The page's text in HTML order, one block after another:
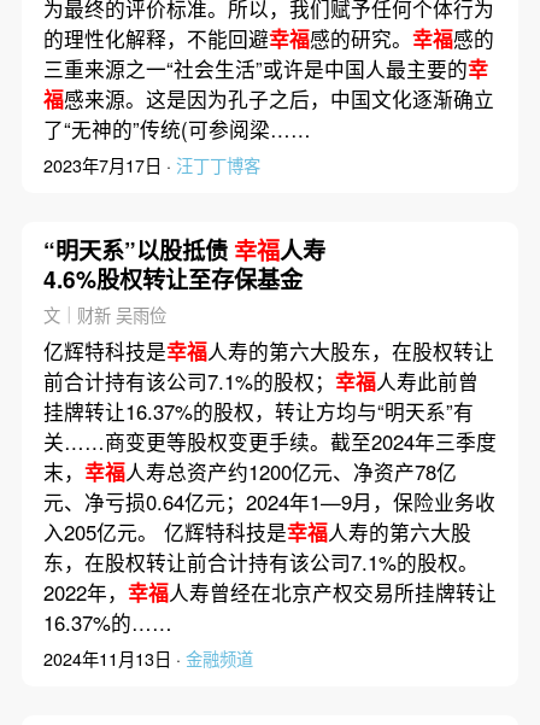
为最终的评价标准。所以，我们赋予任何个体行为
的理性化解释，不能回避幸福感的研究。 幸福感的
三重来源之一“社会生活”或许是中国人最主要的幸
福感来源。这是因为孔子之后，中国文化逐渐确立
了“无神的”传统(可参阅梁……
2023年7月17日 · 汪丁丁博客
“明天系”以股抵债 幸福人寿
4.6%股权转让至存保基金
文｜财新 吴雨俭
亿辉特科技是幸福人寿的第六大股东，在股权转让
前合计持有该公司7.1%的股权； 幸福人寿此前曾
挂牌转让16.37%的股权，转让方均与“明天系”有
关……商变更等股权变更手续。截至2024年三季度
末， 幸福人寿总资产约1200亿元、净资产78亿
元、净亏损0.64亿元；2024年1—9月，保险业务收
入205亿元。 亿辉特科技是幸福人寿的第六大股
东，在股权转让前合计持有该公司7.1%的股权。
2022年， 幸福人寿曾经在北京产权交易所挂牌转让
16.37%的……
2024年11月13日 · 金融频道